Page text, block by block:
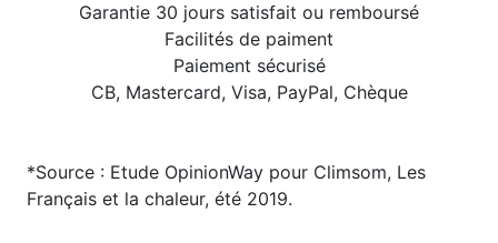
Garantie 30 jours satisfait ou remboursé
Facilités de paiment
Paiement sécurisé
CB, Mastercard, Visa, PayPal, Chèque
*Source : Etude OpinionWay pour Climsom, Les
Français et la chaleur, été 2019.